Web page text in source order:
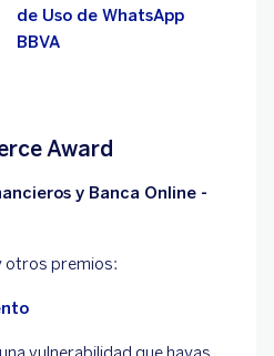
de Uso de WhatsApp
BBVA
Award
y Banca Online -
otros premios: